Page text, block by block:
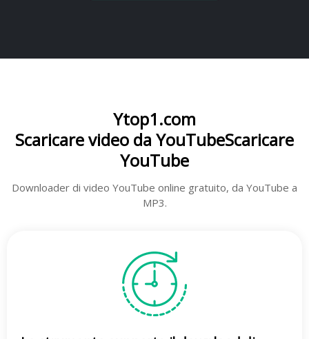
Ytop1.com
Scaricare video da YouTubeScaricare
YouTube
Downloader di video YouTube online gratuito, da YouTube a
MP3.